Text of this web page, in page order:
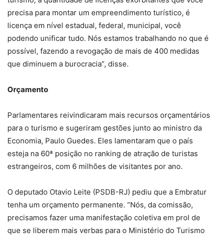
precisa para montar um empreendimento turístico, é
licença em nível estadual, federal, municipal, você
podendo unificar tudo. Nós estamos trabalhando no que é
possível, fazendo a revogação de mais de 400 medidas
que diminuem a burocracia”, disse.
Orçamento
Parlamentares reivindicaram mais recursos orçamentários
para o turismo e sugeriram gestões junto ao ministro da
Economia, Paulo Guedes. Eles lamentaram que o país
esteja na 60ª posição no ranking de atração de turistas
estrangeiros, com 6 milhões de visitantes por ano.
O deputado Otavio Leite (PSDB-RJ) pediu que a Embratur
tenha um orçamento permanente. “Nós, da comissão,
precisamos fazer uma manifestação coletiva em prol de
que se liberem mais verbas para o Ministério do Turismo